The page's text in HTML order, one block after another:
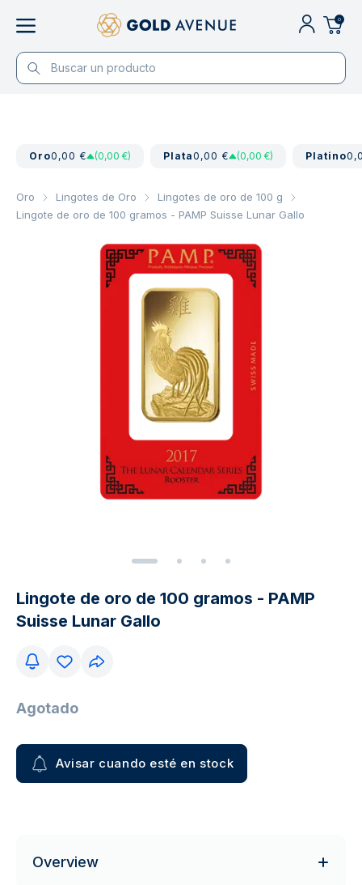
0
Oro0,00 € (0,00 €) Plata0,00 € (0,00 €) Platino
Oro Lingotes de Oro
Lingotes de oro de 100 g
Lingote de oro de 100 gramos - PAMP Suisse Lunar Gallo
Lingote de oro de 100 gramos - PAMP
Suisse Lunar Gallo
Agotado
Avisar cuando esté en stock
Overview